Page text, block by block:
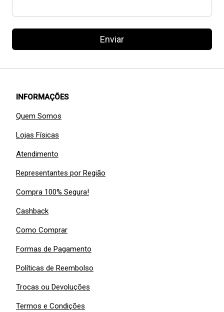
Enviar
INFORMAÇÕES
Quem Somos
Lojas Físicas
Atendimento
Representantes por Região
Compra 100% Segura!
Cashback
Como Comprar
Formas de Pagamento
Políticas de Reembolso
Trocas ou Devoluções
Termos e Condições